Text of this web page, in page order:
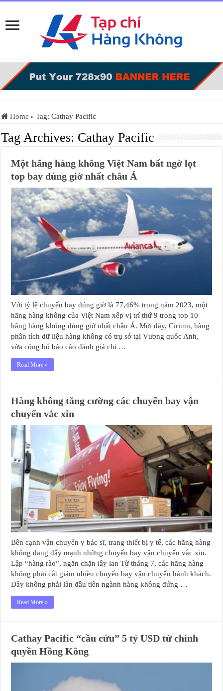
Home » Tag:Cathay Pacific
Tag Archives: Cathay Pacific
Một hãng hàng không Việt Nam bất ngờ lọt
top bay đúng giờ nhất châu Á
Với tỷ lệ chuyến bay đúng giờ là 77,46% trong năm 2023, một
hãng hàng không của Việt Nam xếp vị trí thứ 9 trong top 10
hãng hàng không đúng giờ nhất châu Á. Mới đây, Cirium, hãng
phân tích dữ liệu hàng không có trụ sở tại Vương quốc Anh,
vừa công bố báo cáo đánh giá chi …
Read More »
Hàng không tăng cường các chuyến bay vận
chuyển vắc xin
Bên cạnh vận chuyển y bác sĩ, trang thiết bị y tế, các hãng hàng
không đang đẩy mạnh những chuyến bay vận chuyển vắc xin.
Lập “hàng rào”, ngăn chặn lây lan Từ tháng 7, các hãng hàng
không phải cắt giảm nhiều chuyến bay vận chuyển hành khách.
Đây không phải lần đầu tiên ngành hàng không đứng …
Read More »
Cathay Pacific “cầu cứu” 5 tỷ USD từ chính
quyền Hồng Kông